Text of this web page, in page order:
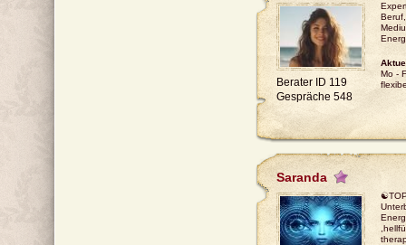
Berater ID 119
Gespräche 548
Mo -
Saranda